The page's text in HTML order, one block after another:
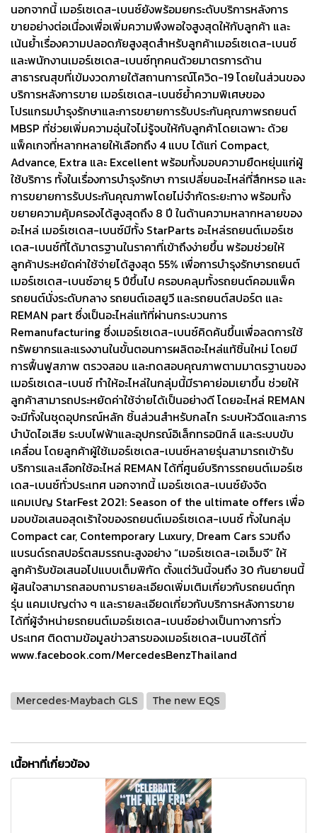
นอกจากนี้ เมอร์เซเดส-เบนซ์ยังพร้อมยกระดับบริการหลังการ
ขายอย่างต่อเนื่องเพื่อเพิ่มความพึงพอใจสูงสุดให้กับลูกค้า และ
เน้นย้ำเรื่องความปลอดภัยสูงสุดสำหรับลูกค้าเมอร์เซเดส-เบนซ์
และพนักงานเมอร์เซเดส-เบนซ์ทุกคนด้วยมาตรการด้าน
สาธารณสุขที่เข้มงวดภายใต้สถานการณ์โควิด-19 โดยในส่วนของ
บริการหลังการขาย เมอร์เซเดส-เบนซ์ย้ำความพิเศษของ
โปรแกรมบำรุงรักษาและการขยายการรับประกันคุณภาพรถยนต์
MBSP ที่ช่วยเพิ่มความอุ่นใจไม่รู้จบให้กับลูกค้าโดยเฉพาะ ด้วย
แพ็คเกจที่หลากหลายให้เลือกถึง 4 แบบ ได้แก่ Compact,
Advance, Extra และ Excellent พร้อมทั้งมอบความยืดหยุ่นแก่ผู้
ใช้บริการ ทั้งในเรื่องการบำรุงรักษา การเปลี่ยนอะไหล่ที่สึกหรอ และ
การขยายการรับประกันคุณภาพโดยไม่จำกัดระยะทาง พร้อมทั้ง
ขยายความคุ้มครองได้สูงสุดถึง 8 ปี ในด้านความหลากหลายของ
อะไหล่ เมอร์เซเดส-เบนซ์มีทั้ง StarParts อะไหล่รถยนต์เมอร์เซ
เดส-เบนซ์ที่ได้มาตรฐานในราคาที่เข้าถึงง่ายขึ้น พร้อมช่วยให้
ลูกค้าประหยัดค่าใช้จ่ายได้สูงสุด 55% เพื่อการบำรุงรักษารถยนต์
เมอร์เซเดส-เบนซ์อายุ 5 ปีขึ้นไป ครอบคลุมทั้งรถยนต์คอมแพ็ค
รถยนต์นั่งระดับกลาง รถยนต์เอสยูวี และรถยนต์สปอร์ต และ
REMAN part ซึ่งเป็นอะไหล่แท้ที่ผ่านกระบวนการ
Remanufacturing ซึ่งเมอร์เซเดส-เบนซ์คิดค้นขึ้นเพื่อลดการใช้
ทรัพยากรและแรงงานในขั้นตอนการผลิตอะไหล่แท้ชิ้นใหม่ โดยมี
การฟื้นฟูสภาพ ตรวจสอบ และทดสอบคุณภาพตามมาตรฐานของ
เมอร์เซเดส-เบนซ์ ทำให้อะไหล่ในกลุ่มนี้มีราคาย่อมเยาขึ้น ช่วยให้
ลูกค้าสามารถประหยัดค่าใช้จ่ายได้เป็นอย่างดี โดยอะไหล่ REMAN
จะมีทั้งในชุดอุปกรณ์หลัก ชิ้นส่วนสำหรับกลไก ระบบหัวฉีดและการ
บำบัดไอเสีย ระบบไฟฟ้าและอุปกรณ์อิเล็กทรอนิกส์ และระบบขับ
เคลื่อน โดยลูกค้าผู้ใช้เมอร์เซเดส-เบนซ์หลายรุ่นสามารถเข้ารับ
บริการและเลือกใช้อะไหล่ REMAN ได้ที่ศูนย์บริการรถยนต์เมอร์เซ
เดส-เบนซ์ทั่วประเทศ นอกจากนี้ เมอร์เซเดส-เบนซ์ยังจัด
แคมเปญ StarFest 2021: Season of the ultimate offers เพื่อ
มอบข้อเสนอสุดเร้าใจของรถยนต์เมอร์เซเดส-เบนซ์ ทั้งในกลุ่ม
Compact car, Contemporary Luxury, Dream Cars รวมถึง
แบรนด์รถสปอร์ตสมรรถนะสูงอย่าง “เมอร์เซเดส-เอเอ็มจี” ให้
ลูกค้ารับข้อเสนอไปแบบเต็มพิกัด ตั้งแต่วันนี้จนถึง 30 กันยายนนี้
ผู้สนใจสามารถสอบถามรายละเอียดเพิ่มเติมเกี่ยวกับรถยนต์ทุก
รุ่น แคมเปญต่าง ๆ และรายละเอียดเกี่ยวกับบริการหลังการขาย
ได้ที่ผู้จำหน่ายรถยนต์เมอร์เซเดส-เบนซ์อย่างเป็นทางการทั่ว
ประเทศ ติดตามข้อมูลข่าวสารของเมอร์เซเดส-เบนซ์ได้ที่
www.facebook.com/MercedesBenzThailand
Mercedes-Maybach GLS The new EQS
เนื้อหาที่เกี่ยวข้อง